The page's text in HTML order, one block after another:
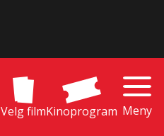
Velg filmKinoprogram Meny